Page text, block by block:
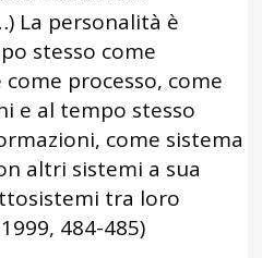
La personalità è
stesso come
processo, come
e al tempo stesso
come sistema
altri sistemi a sua
tra loro
484-485)